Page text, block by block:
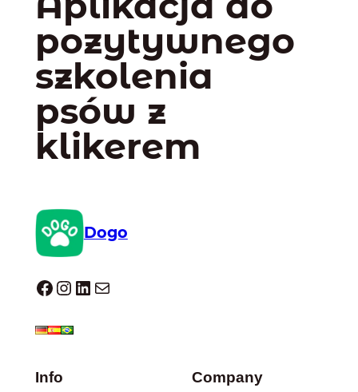
pozytywnego
szkolenia
psów z
klikerem
Dogo
Dogo facebook InstagramLinkedIn Mail
Info Company